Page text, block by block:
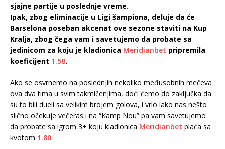
sjajne partije u poslednje vreme.
Ipak, zbog eliminacije u Ligi šampiona, deluje da će
Barselona poseban akcenat ove sezone staviti na Kup
Kralja, zbog čega vam i savetujemo da probate sa
jedinicom za koju je kladionica Meridianbet pripremila
koeficijent 1.58.
Ako se osvrnemo na poslednjih nekoliko međusobnih mečeva
ova dva tima u svim takmičenjima, doći ćemo do zaključka da
su to bili dueli sa velikim brojem golova, i vrlo lako nas nešto
slično očekuje večeras i na “Kamp Nou” pa vam savetujemo
da probate sa igrom 3+ koju kladionica Meridianbet plaća sa
kvotom 1.80.